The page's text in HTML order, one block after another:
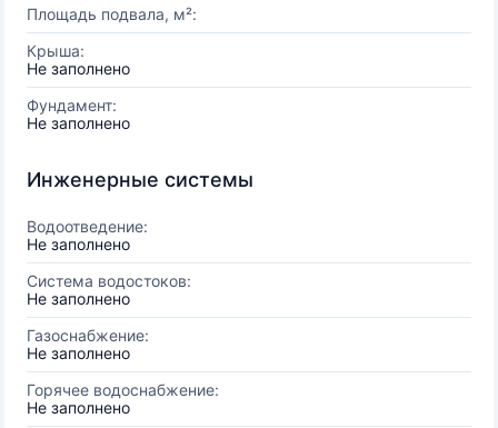
Площадь подвала, м²:
Крыша:
Не заполнено
Фундамент:
Не заполнено
Инженерные системы
Водоотведение:
Не заполнено
Система водостоков:
Не заполнено
Газоснабжение:
Не заполнено
Горячее водоснабжение:
Не заполнено